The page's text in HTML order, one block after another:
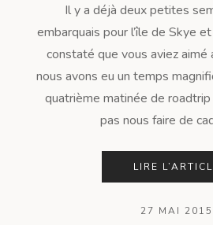
Il y a déjà deux petites
embarquais pour l’île de Skye
constaté que vous aviez aimé
nous avons eu un temps
quatrième matinée de roadtrip
pas nous faire de
LIRE
27 MAI 2015